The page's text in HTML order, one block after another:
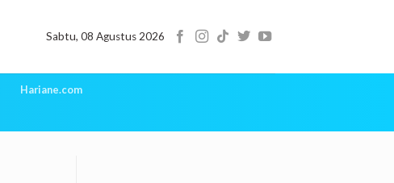
Sabtu, 08 Agustus 2026
Hariane.com